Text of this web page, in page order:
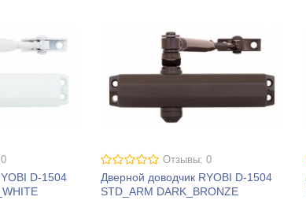
D-1504
Отзывы: 0
Дверной доводчик RYOBI D-1504
STD_ARM DARK_BRONZE